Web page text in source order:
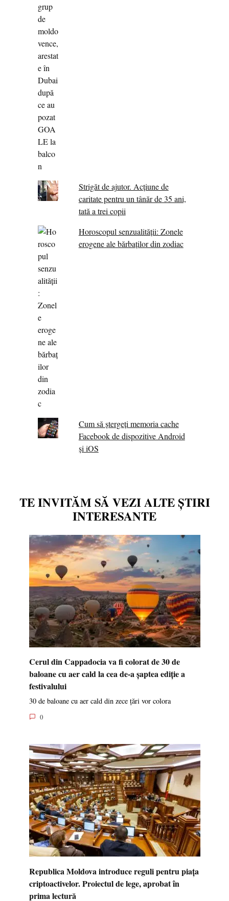
Strigăt de ajutor. Acțiune de
caritate pentru un tânăr de 35 ani,
tată a trei copii
Horoscopul senzualității: Zonele
erogene ale bărbaților din zodiac
Cum să ștergeți memoria cache
Facebook de dispozitive Android
și iOS
TE INVITĂM SĂ VEZI ALTE ȘTIRI
INTERESANTE
Cerul din Cappadocia va fi colorat de 30 de
baloane cu aer cald la cea de-a șaptea ediție a
festivalului
30 de baloane cu aer cald din zece țări vor colora
0
Republica Moldova introduce reguli pentru piața
criptoactivelor. Proiectul de lege, aprobat în
prima lectură